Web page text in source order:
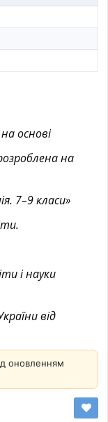
основі
на
7–9 класи»
і науки
від
оновленням